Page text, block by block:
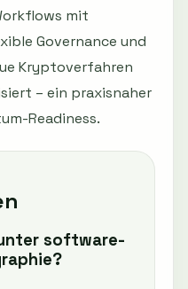
mit
Governance und
Kryptoverfahren
– ein praxisnaher
Readiness.
software-